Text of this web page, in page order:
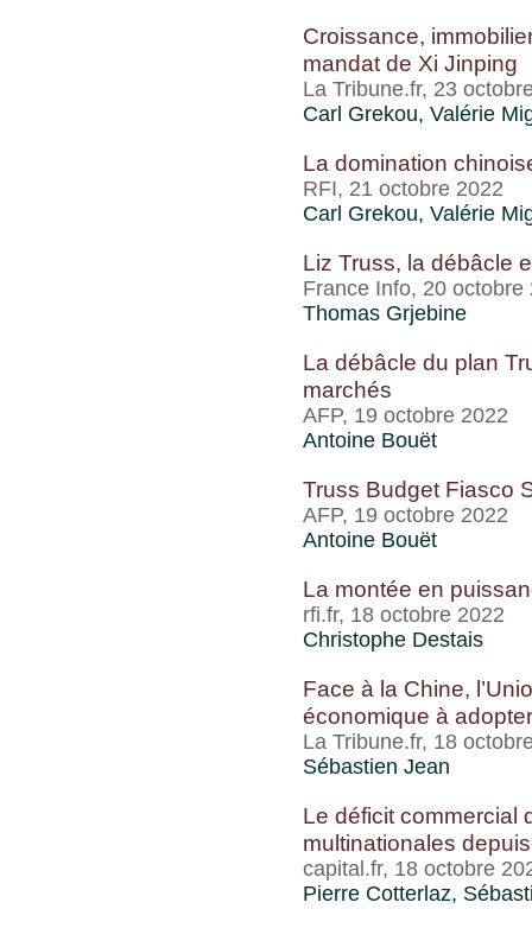
Croissance,
mandat de Xi Jinping
La Tribune.fr, 23
Carl Grekou, Valérie
La domination
RFI, 21 octobre 2022
Carl Grekou, Valérie
Liz Truss, la débâcle
France Info, 20 octobre
Thomas Grjebine
La débâcle du plan
marchés
AFP, 19 octobre 2022
Antoine Bouët
Truss Budget Fiasco
AFP, 19 octobre 2022
Antoine Bouët
La montée en
rfi.fr, 18 octobre 2022
Christophe Destais
Face à la Chine,
économique à adopter
La Tribune.fr, 18
Sébastien Jean
Le déficit commercial
multinationales
capital.fr, 18 octobre
Pierre Cotterlaz,